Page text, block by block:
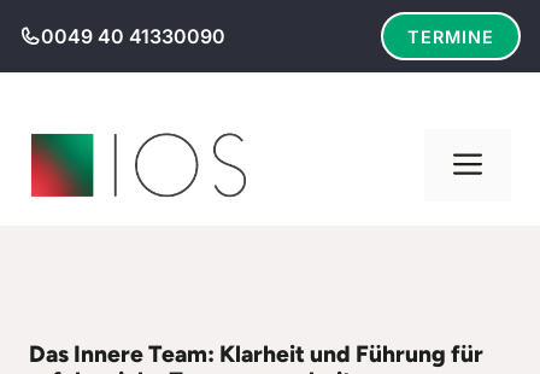
Inhalt
springen
0049 40 41330090 TERMINE
Das Innere Team: Klarheit und Führung für